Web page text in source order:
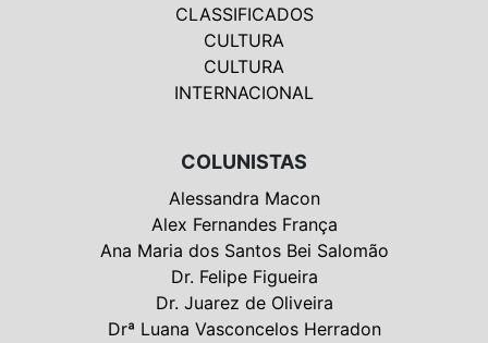
CLASSIFICADOS
CULTURA
CULTURA
INTERNACIONAL
COLUNISTAS
Alessandra Macon
Alex Fernandes França
Ana Maria dos Santos Bei Salomão
Dr. Felipe Figueira
Dr. Juarez de Oliveira
Drª Luana Vasconcelos Herradon